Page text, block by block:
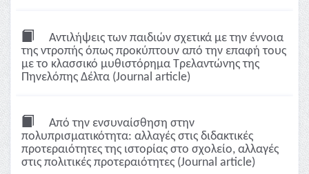
Αντιλήψεις των παιδιών σχετικά με την έννοια
της ντροπής όπως προκύπτουν από την επαφή τους
με το κλασσικό μυθιστόρημα Τρελαντώνης της
Πηνελόπης Δέλτα (Journal article)
Από την ενσυναίσθηση στην
πολυπρισματικότητα: αλλαγές στις διδακτικές
προτεραιότητες της ιστορίας στο σχολείο, αλλαγές
στις πολιτικές προτεραιότητες (Journal article)